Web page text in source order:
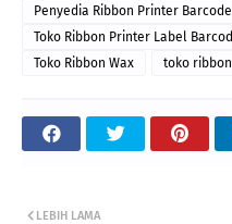
Penyedia Ribbon Printer Barcode
Toko Ribbon Printer Label
Toko Ribbon Wax
toko
LEBIH LAMA